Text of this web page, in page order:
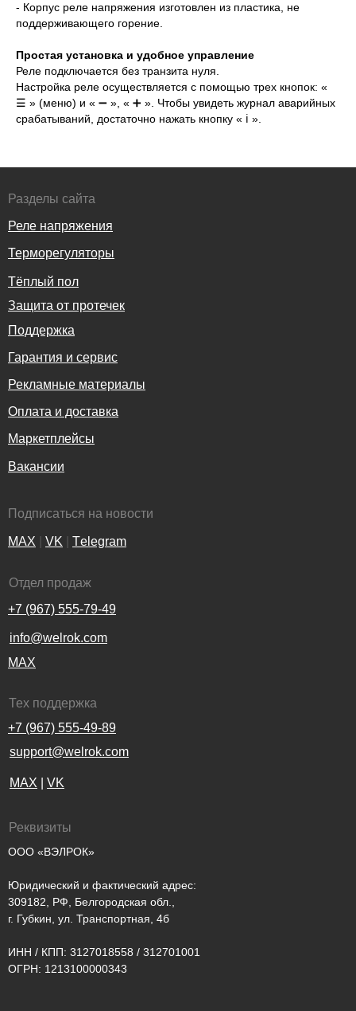
- Корпус реле напряжения изготовлен из пластика, не
поддерживающего горение.
Простая установка и удобное управление
Реле подключается без транзита нуля.
Настройка реле осуществляется с помощью трех кнопок: «
☰ » (меню) и « ➖ », « ➕ ». Чтобы увидеть журнал аварийных
срабатываний, достаточно нажать кнопку « ℹ️ ».
Тех поддержка
+7 (967) 555-49-89
support@welrok.com
Отдел продаж
+7 (967) 555-79-49
info@welrok.com
Реквизиты
ООО «ВЭЛРОК»
Юридический и фактический адрес:
309182, РФ, Белгородская обл.,
г. Губкин, ул. Транспортная, 4б
ИНН / КПП: 3127018558 / 312701001
ОГРН: 1213100000343
MAX VK
Подписаться на новости
MAX VK Тelegram
MAX
Разделы сайта
Реле напряжения
Терморегуляторы
Тёплый пол
Защита от протечек
Поддержка
Гарантия и сервис
Рекламные материалы
Оплата и доставка
Маркетплейсы
Вакансии